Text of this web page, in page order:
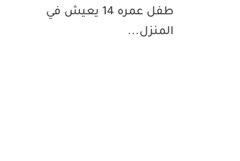
طفل عمره 14 يعيش في
المنزل...